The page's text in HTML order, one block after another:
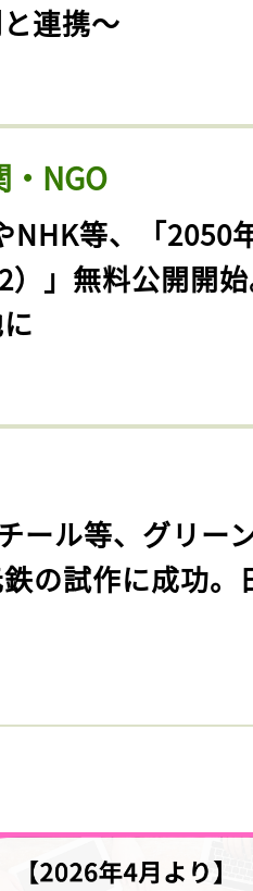
連携〜
NGO
NHK等、「2050
）」無料公開開
ール等、グリー
の試作に成功。